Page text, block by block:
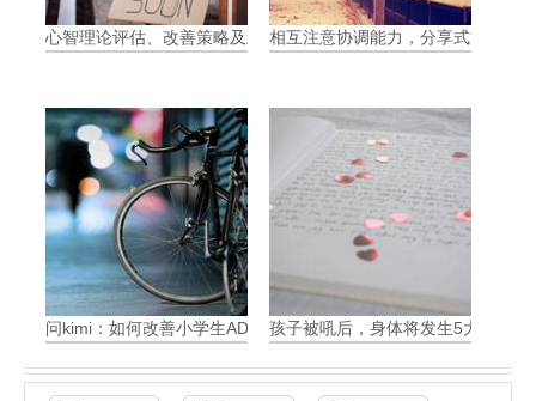
心智理论评估、改善策略及影响相互注意协调能力，分享式注意力
问kimi：如何改善小学生ADHD带来的问题孩子被吼后，身体将发生5大可怕